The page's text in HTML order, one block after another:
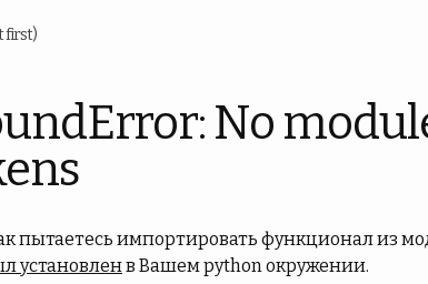
first)
No
пытаетесь импортировать функционал из
установленв Вашем python окружении.